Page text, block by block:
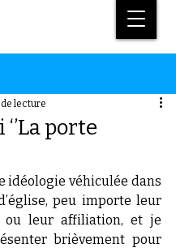
porte
lecture
idéologie véhiculée dans
peu importe leur
ou leur affiliation, et je
brièvement pour